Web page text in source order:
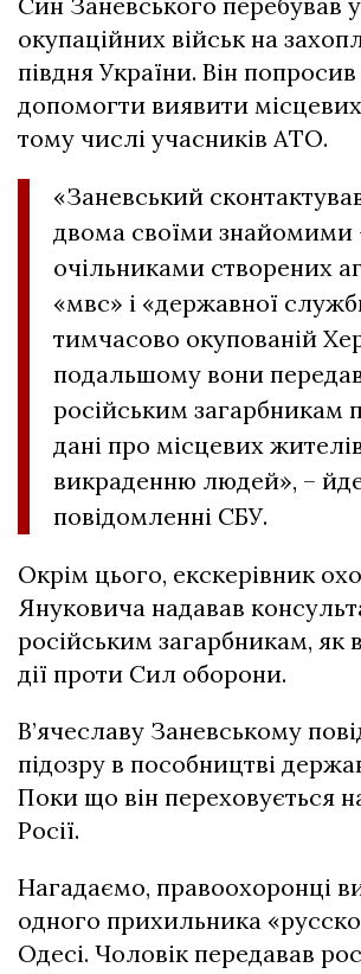
окупаційних військ на
півдня України. Він попросив
допомогти виявити місцевих
тому числі учасників АТО.
«Заневський
двома своїми знайомими
очільниками створених
«мвс» і «державної
тимчасово окупованій
подальшому вони
російським загарбникам
дані про місцевих
викраденню людей», –
повідомленні СБУ.
Окрім цього, екскерівник
Януковича надавав
російським загарбникам, як
дії проти Сил оборони.
В’ячеславу Заневському
підозру в пособництві
Поки що він переховується
Росії.
Нагадаємо, правоохоронці
одного прихильника
Одесі. Чоловік передавав